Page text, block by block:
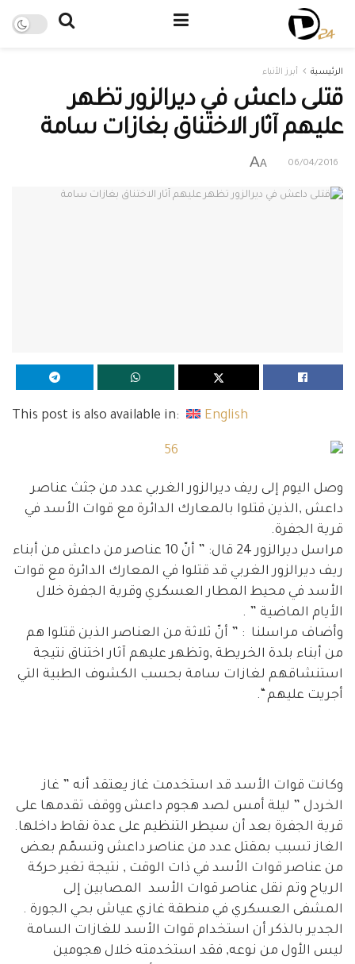
الرئيسية أبرز الأنباء
قتلى داعش في ديرالزور تظهر
عليهم آثار الاختناق بغازات سامة
06/04/2016
A
A
This post is also available in: English
وصل اليوم إلى ريف ديرالزور الغربي عدد من جثث عناصر
داعش ,الذين قتلوا بالمعارك الدائرة مع قوات الأسد في
قرية الجفرة.
مراسل ديرالزور 24 قال: ” أنّ 10 عناصر من داعش من أبناء
ريف ديرالزور الغربي قد قتلوا في المعارك الدائرة مع قوات
الأسد في محيط المطار العسكري وقرية الجفرة خلال
الأيام الماضية ” .
وأضاف مراسلنا : ” أنّ ثلاثة من العناصر الذين قتلوا هم
من أبناء بلدة الخريطة ,وتظهر عليهم آثار اختناق نتيجة
استنشاقهم لغازات سامة بحسب الكشوف الطبية التي
أجريت عليهم “.
وكانت قوات الأسد قد استخدمت غاز يعتقد أنه ” غاز
الخردل ” ليلة أمس لصد هجوم داعش ووقف تقدمها على
قرية الجفرة بعد أن سيطر التنظيم على عدة نقاط داخلها.
الغاز تسبب بمقتل عدد من عناصر داعش وتسمّم بعض
من عناصر قوات الأسد في ذات الوقت , نتيجة تغير حركة
الرياح وتم نقل عناصر قوات الأسد المصابين إلى
المشفى العسكري في منطقة غازي عياش بحي الجورة .
الجدير بالذكر أن استخدام قوات الأسد للغازات السامة
ليس الأول من نوعه, فقد استخدمته خلال هجومين